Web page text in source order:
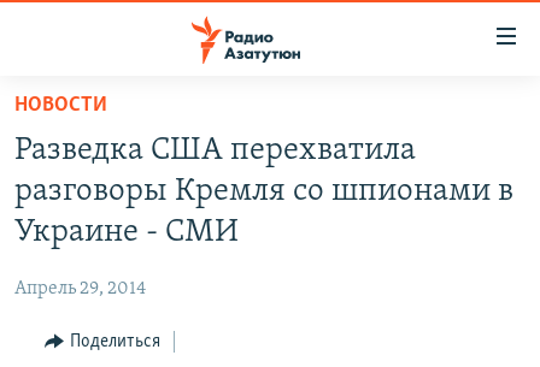
Перейти
основному
содержанию
Перейти
основной
навигации
Перейти
НОВОСТИ
ПОЛИТИКА
ЭКОНОМИКА
РЕГИОН
НОВОСТИ
Разведка США перехватила
разговоры Кремля со шпионами в
Украине - СМИ
Апрель 29, 2014
Поделиться